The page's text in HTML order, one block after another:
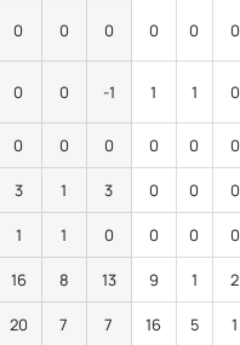
0 0 0 0 0 0
0 0 -1 1 1 0
0 0 0 0 0 0
3 1 3 0 0 0
1 1 0 0 0 0
16 8 13 9 1 2
20 7 7 16 5 1